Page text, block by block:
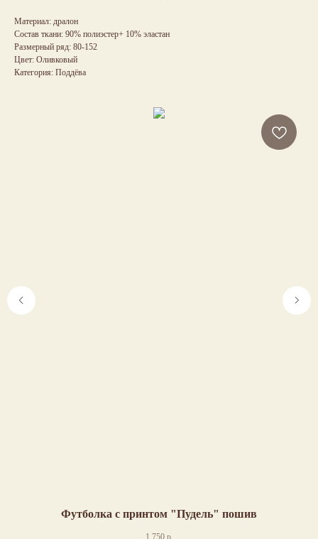
Материал: дралон
Состав ткани: 90% полиэстер+ 10% эластан
Размерный ряд: 80-152
Цвет: Оливковый
Категория: Поддёва
Футболка с принтом "Пудель" пошив
1 750 р.